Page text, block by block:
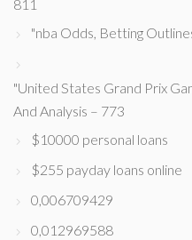
811
"nba Odds, Betting
"United States Grand Prix
And Analysis – 773
$10000 personal loans
$255 payday loans online
0,006709429
0,012969588